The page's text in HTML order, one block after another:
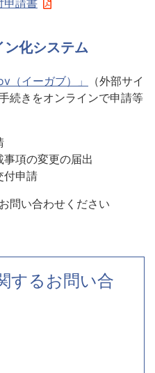
化システム
（イーガブ）」
（外部サイ
続きをオンラインで申請等
項の変更の届出
付申請
問い合わせください
するお問い合